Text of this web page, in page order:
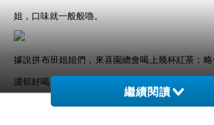
姐，口味就一般般嚕。
據說拼布班姐姐們，來喜園總會喝上幾杯紅茶；
濃郁好喝！
繼續閱讀